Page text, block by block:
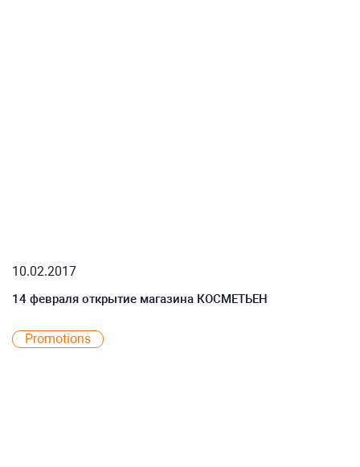
10.02.2017
14 февраля открытие магазина КОСМЕТЬЕН
Promotions